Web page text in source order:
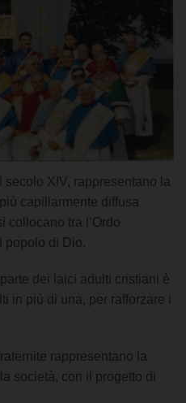
secolo XIV, rappresentano la
capillarmente diffusa
collocano tra l’Ordo
popolo di Dio.
dei laici adulti cristiani è
in più di una, per rafforzare i
rappresentano la
società, con il progetto di